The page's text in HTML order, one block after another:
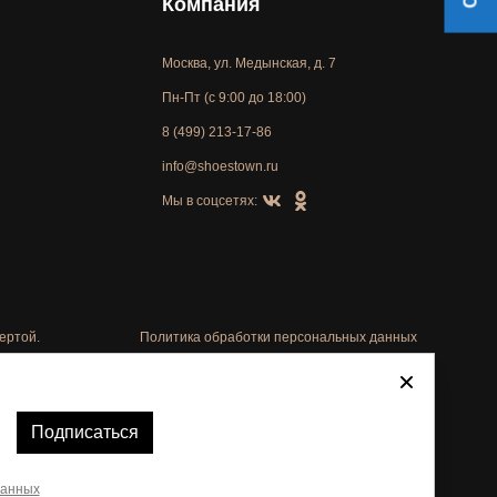
Компания
Москва, ул. Медынская, д. 7
Пн-Пт (с 9:00 до 18:00)
8 (499) 213-17-86
info@shoestown.ru
Мы в соцсетях:
Политика обработки персональных данных
Автоматизировано -
Подписаться